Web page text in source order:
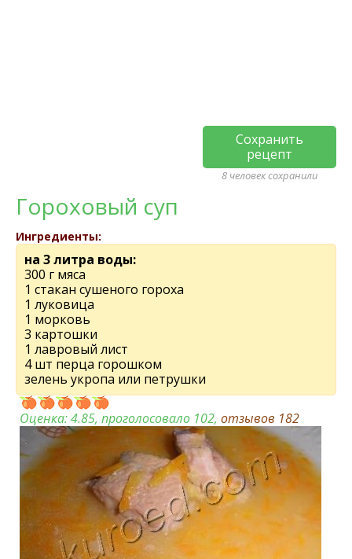
Сохранить
рецепт
8 человек сохранили
Гороховый суп
Ингредиенты:
на 3 литра воды:
300 г мяса
1 стакан сушеного гороха
1 луковица
1 морковь
3 картошки
1 лавровый лист
4 шт перца горошком
зелень укропа или петрушки
Оценка:4.85, проголосовало 102, отзывов 182